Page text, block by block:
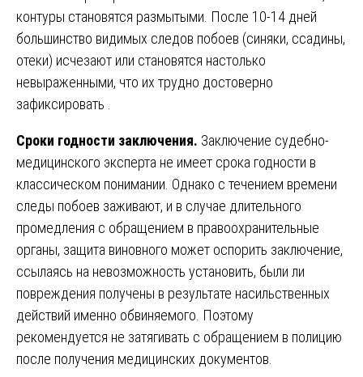
контуры становятся размытыми. После 10-14 дней
большинство видимых следов побоев (синяки, ссадины,
отеки) исчезают или становятся настолько
невыраженными, что их трудно достоверно
зафиксировать .
Сроки годности заключения. Заключение судебно-
медицинского эксперта не имеет срока годности в
классическом понимании. Однако с течением времени
следы побоев заживают, и в случае длительного
промедления с обращением в правоохранительные
органы, защита виновного может оспорить заключение,
ссылаясь на невозможность установить, были ли
повреждения получены в результате насильственных
действий именно обвиняемого. Поэтому
рекомендуется не затягивать с обращением в полицию
после получения медицинских документов.